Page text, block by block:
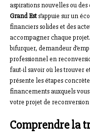
aspirations nouvelles ou
Grand Ests’appuie sur un
financiers solides et des
accompagner chaque
bifurquer, demandeur
professionnel en
faut-il savoir où les trouver
présente les étapes
financements auxquels
votre projet de
Comprendre la